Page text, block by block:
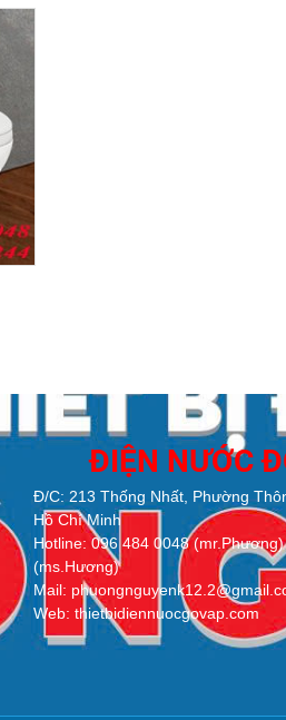
ĐIỆN NƯỚC
Đ/C: 213 Thống Nhất, Phường
Hồ Chí Minh
Hotline: 096 484 0048
(ms.Hương)
Mail:
Web: thietbidiennuocgovap.com